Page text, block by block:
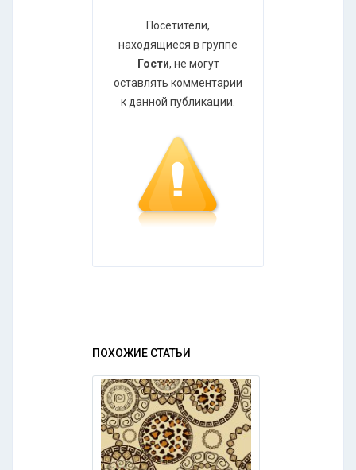
Посетители,
находящиеся в группе
Гости, не могут
оставлять комментарии
к данной публикации.
ПОХОЖИЕ СТАТЬИ